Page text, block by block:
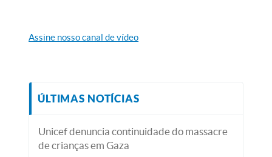
Assine nosso canal de vídeo
ÚLTIMAS NOTÍCIAS
Unicef denuncia continuidade do massacre
de crianças em Gaza